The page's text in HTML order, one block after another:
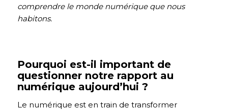
comprendre le monde numérique que nous
habitons.
Pourquoi est-il important de
questionner notre rapport au
numérique aujourd’hui ?
Le numérique est en train de transformer